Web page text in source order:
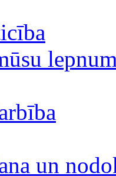
un